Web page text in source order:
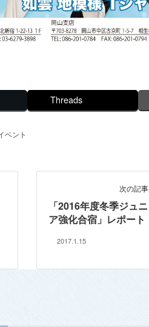
Threads
ベント
次の記事
「2016年度冬季ジュニ
ア強化合宿」レポート
2017.1.15